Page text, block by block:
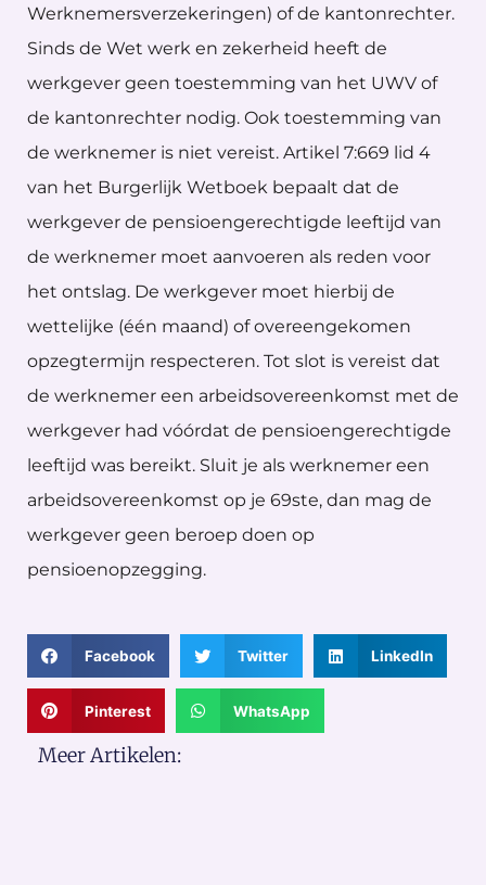
Werknemersverzekeringen) of de kantonrechter.
Sinds de Wet werk en zekerheid heeft de
werkgever geen toestemming van het UWV of
de kantonrechter nodig. Ook toestemming van
de werknemer is niet vereist. Artikel 7:669 lid 4
van het Burgerlijk Wetboek bepaalt dat de
werkgever de pensioengerechtigde leeftijd van
de werknemer moet aanvoeren als reden voor
het ontslag. De werkgever moet hierbij de
wettelijke (één maand) of overeengekomen
opzegtermijn respecteren. Tot slot is vereist dat
de werknemer een arbeidsovereenkomst met de
werkgever had vóórdat de pensioengerechtigde
leeftijd was bereikt. Sluit je als werknemer een
arbeidsovereenkomst op je 69ste, dan mag de
werkgever geen beroep doen op
pensioenopzegging.
Facebook Twitter LinkedIn
Pinterest WhatsApp
Meer Artikelen: